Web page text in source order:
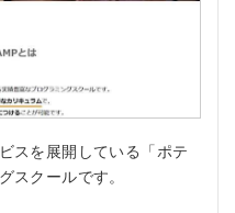
スを展開している「ポテ
スクールです。